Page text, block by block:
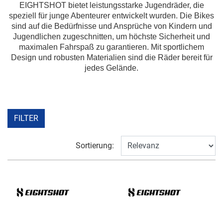
EIGHTSHOT bietet leistungsstarke Jugendräder, die
speziell für junge Abenteurer entwickelt wurden. Die Bikes
sind auf die Bedürfnisse und Ansprüche von Kindern und
Jugendlichen zugeschnitten, um höchste Sicherheit und
maximalen Fahrspaß zu garantieren. Mit sportlichem
Design und robusten Materialien sind die Räder bereit für
jedes Gelände.
FILTER
Sortierung: